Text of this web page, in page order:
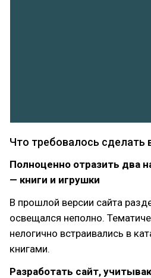
Что требовалось сделать
Полноценно отразить два
— книги и игрушки
В прошлой версии сайта
освещался неполно.
нелогично встраивались в
книгами.
Разработать сайт,